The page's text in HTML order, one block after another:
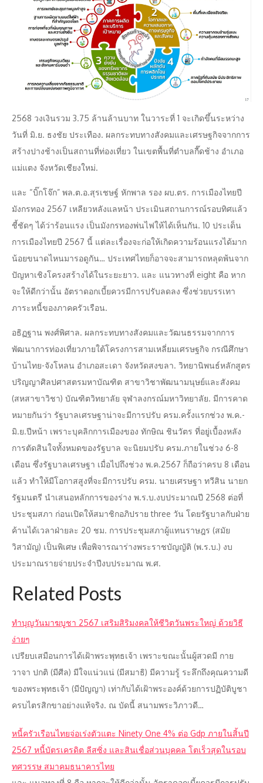
2568 วงเงินรวม 3.75 ล้านล้านบาท ในวาระที่ 1 จะเกิดขึ้นระหว่าง
วันที่ มิ.ย. ธงชัย ประเทือง. ผลกระทบทางสังคมและเศรษฐกิจจากการ
สร้างปางช้างเป็นสถานที่ท่องเที่ยว ในเขตพื้นที่ตำบลกื๊ดช้าง อำเภอ
แม่แตง จังหวัดเชียงใหม่.
และ “บิ๊กโจ๊ก” พล.ต.อ.สุรเชษฐ์ หักพาล รอง ผบ.ตร. การเมืองไทยปี
มังกรทอง 2567 เหลียวหลังแลหน้า ประเมินสถานการณ์รอบทิศแล้ว
ชี้ชัดๆ ได้ว่าร้อนแรง เป็นมังกรทองพ่นไฟให้ได้เห็นกัน. 10 ประเด็น
การเมืองไทยปี 2567 นี้ แต่ละเรื่องจะก่อให้เกิดความร้อนแรงได้มาก
น้อยขนาดไหนมารอดูกัน… ประเทศไทยก็อาจจะสามารถหลุดพ้นจาก
ปัญหาเชิงโครงสร้างได้ในระยะยาว. และ แนวทางที่ eight คือ หาก
จะให้ดีกว่านั้น อัตราดอกเบี้ยควรมีการปรับลดลง ซึ่งช่วยบรรเทา
ภาระหนี้ของภาคครัวเรือน.
อธิฏฐาน พงศ์พิศาล. ผลกระทบทางสังคมและวัฒนธรรมจากการ
พัฒนาการท่องเที่ยวภายใต้โครงการสามเหลี่ยมเศรษฐกิจ กรณีศึกษา
บ้านไทย-จังโหลน อำเภอสะเดา จังหวัดสงขลา. วิทยานิพนธ์หลักสูตร
ปริญญาศิลปศาสตรมหาบัณฑิต สาขาวิชาพัฒนามนุษย์และสังคม
(สหสาขาวิชา) บัณฑิตวิทยาลัย จุฬาลงกรณ์มหาวิทยาลัย. มีการคาด
หมายกันว่า รัฐบาลเศรษฐาน่าจะมีการปรับ ครม.ครั้งแรกช่วง พ.ค.-
มิ.ย.ปีหน้า เพราะบุคลิกการเมืองของ ทักษิณ ชินวัตร ที่อยู่เบื้องหลัง
การตัดสินใจทั้งหมดของรัฐบาล จะนิยมปรับ ครม.ภายในช่วง 6-8
เดือน ซึ่งรัฐบาลเศรษฐา เมื่อไปถึงช่วง พ.ค.2567 ก็ถือว่าครบ 8 เดือน
แล้ว ทำให้มีโอกาสสูงที่จะมีการปรับ ครม. นายเศรษฐา ทวีสิน นายก
รัฐมนตรี นำเสนอหลักการของร่าง พ.ร.บ.งบประมาณปี 2568 ต่อที่
ประชุมสภา ก่อนเปิดให้สมาชิกอภิปราย three วัน โดยรัฐบาลกับฝ่าย
ค้านได้เวลาฝ่ายละ 20 ชม. การประชุมสภาผู้แทนราษฎร (สมัย
วิสามัญ) เป็นพิเศษ เพื่อพิจารณาร่างพระราชบัญญัติ (พ.ร.บ.) งบ
ประมาณรายจ่ายประจำปีงบประมาณ พ.ศ.
Related Posts
ทำบุญวันมาฆบูชา 2567 เสริมสิริมงคลให้ชีวิตวันพระใหญ่ ด้วยวิธี
ง่ายๆ
เปรียบเสมือนการได้เฝ้าพระพุทธเจ้า เพราะขณะนั้นผู้สวดมี กาย
วาจา ปกติ (มีศีล) มีใจแน่วแน่ (มีสมาธิ) มีความรู้ ระลึกถึงคุณความดี
ของพระพุทธเจ้า (มีปัญญา) เท่ากับได้เฝ้าพระองค์ด้วยการปฏิบัติบูชา
ครบไตรสิกขาอย่างแท้จริง. ณ บัดนี้ สนามพระวิภาวดี…
หนี้ครัวเรือนไทยจ่อเร่งตัวแตะ Ninety One 4% ต่อ Gdp ภายในสิ้นปี
2567 หนี้บัตรเครดิต ลีสซิ่ง และสินเชื่อส่วนบุคคล โตเร็วสุดในรอบ
ทศวรรษ สมาคมธนาคารไทย